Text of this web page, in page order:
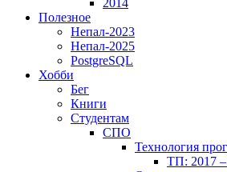
Полезное
Непал-2023
Непал-2025
PostgreSQL
Хобби
Бег
Книги
Студентам
СПО
Технология
ТП: 2017